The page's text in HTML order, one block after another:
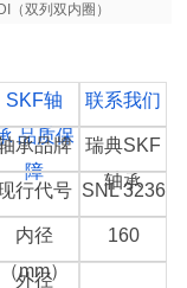
（双列双内圈）
SKF轴
品质保
障
联系我们
承品牌
瑞典SKF
轴承
行代号 SNL 3236
内径
（mm）
160
外径